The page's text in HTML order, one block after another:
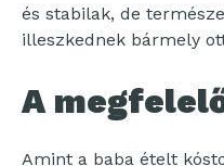
és stabilak, de
illeszkednek bármely
A
Amint a baba ételt